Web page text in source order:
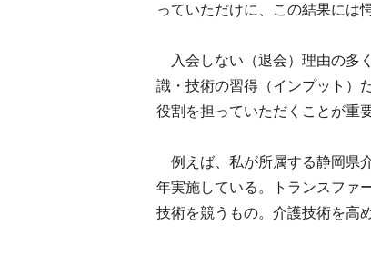
っていただけに、この結果には
入会しない（退会）理由の多
識・技術の習得（インプット）
役割を担っていただくことが重
例えば、私が所属する静岡県
年実施している。トランスファ
技術を競うもの。介護技術を高